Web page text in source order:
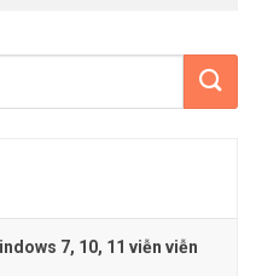
7, 10, 11 viễn viễn